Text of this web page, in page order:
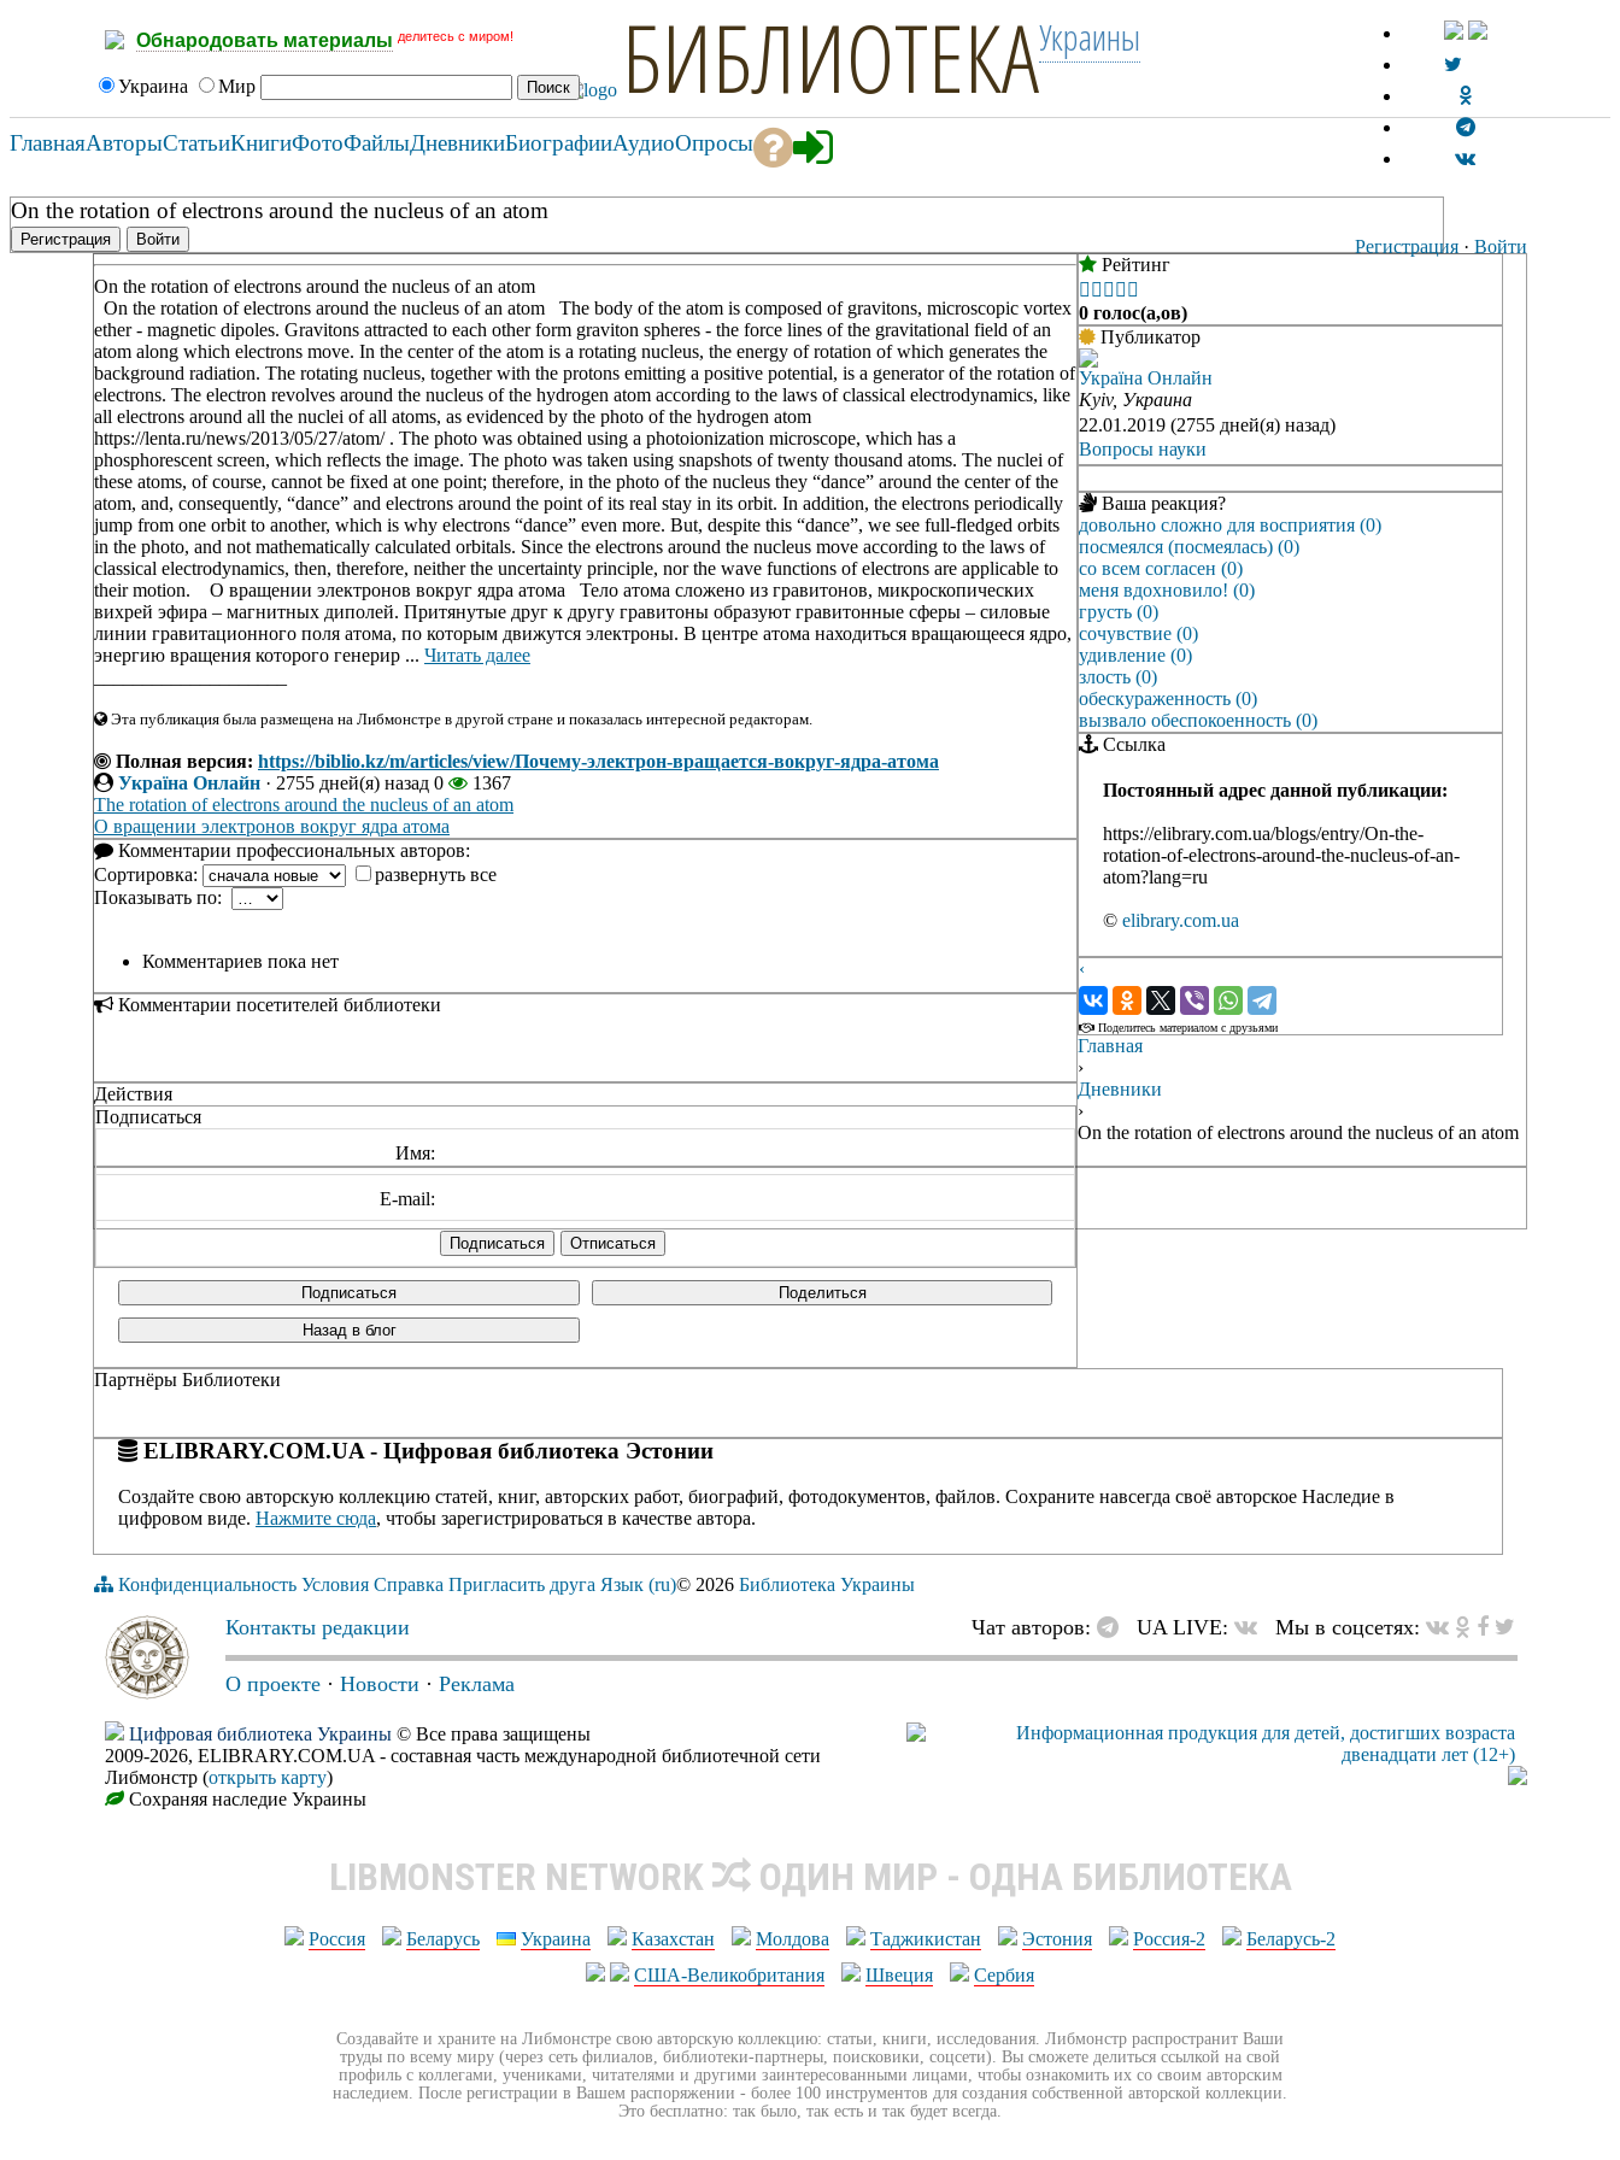
Обнародовать материалы делитесь с миром!
Украина Мир БИБЛИОТЕКАУкраины
Регистрация · Войти
ГлавнаяАвторыСтатьиКнигиФотоФайлыДневникиБиографииАудиоОпросы
On the rotation of electrons around the nucleus of an atom
Регистрация Войти
On the rotation of electrons around the nucleus of an atom
On the rotation of electrons around the nucleus of an atom The body of the atom is composed of gravitons, microscopic vortex
ether - magnetic dipoles. Gravitons attracted to each other form graviton spheres - the force lines of the gravitational field of an
atom along which electrons move. In the center of the atom is a rotating nucleus, the energy of rotation of which generates the
background radiation. The rotating nucleus, together with the protons emitting a positive potential, is a generator of the rotation of
electrons. The electron revolves around the nucleus of the hydrogen atom according to the laws of classical electrodynamics, like
all electrons around all the nuclei of all atoms, as evidenced by the photo of the hydrogen atom
https://lenta.ru/news/2013/05/27/atom/ . The photo was obtained using a photoionization microscope, which has a
phosphorescent screen, which reflects the image. The photo was taken using snapshots of twenty thousand atoms. The nuclei of
these atoms, of course, cannot be fixed at one point; therefore, in the photo of the nucleus they “dance” around the center of the
atom, and, consequently, “dance” and electrons around the point of its real stay in its orbit. In addition, the electrons periodically
jump from one orbit to another, which is why electrons “dance” even more. But, despite this “dance”, we see full-fledged orbits
in the photo, and not mathematically calculated orbitals. Since the electrons around the nucleus move according to the laws of
classical electrodynamics, then, therefore, neither the uncertainty principle, nor the wave functions of electrons are applicable to
their motion. О вращении электронов вокруг ядра атома Тело атома сложено из гравитонов, микроскопических
вихрей эфира – магнитных диполей. Притянутые друг к другу гравитоны образуют гравитонные сферы – силовые
линии гравитационного поля атома, по которым движутся электроны. В центре атома находиться вращающееся ядро,
энергию вращения которого генерир ... Читать далее
Эта публикация была размещена на Либмонстре в другой стране и показалась интересной редакторам.
Полная версия: https://biblio.kz/m/articles/view/Почему-электрон-вращается-вокруг-ядра-атома
Україна Онлайн · 2755 дней(я) назад 0
1367
The rotation of electrons around the nucleus of an atom
О вращении электронов вокруг ядра атома
Комментарии профессиональных авторов:
Сортировка:
развернуть все
Показывать по:
Комментариев пока нет
Комментарии посетителей библиотеки
Действия
Подписаться
Имя:
E-mail:
Подписаться Поделиться
Назад в блог
Рейтинг
    
0 голос(а,ов)
Публикатор
Україна Онлайн
Kyiv, Украина
22.01.2019 (2755 дней(я) назад)
Вопросы науки
Ваша реакция?
довольно сложно для восприятия (0)
посмеялся (посмеялась) (0)
со всем согласен (0)
меня вдохновило! (0)
грусть (0)
сочувствие (0)
удивление (0)
злость (0)
обескураженность (0)
вызвало обеспокоенность (0)
Ссылка
Постоянный адрес данной публикации:
https://elibrary.com.ua/blogs/entry/On-the-
rotation-of-electrons-around-the-nucleus-of-an-
atom?lang=ru
© elibrary.com.ua
‹
›
Поделитесь материалом с друзьями
Партнёры Библиотеки
ELIBRARY.COM.UA - Цифровая библиотека Эстонии
Создайте свою авторскую коллекцию статей, книг, авторских работ, биографий, фотодокументов, файлов. Сохраните навсегда своё авторское Наследие в
цифровом виде. Нажмите сюда, чтобы зарегистрироваться в качестве автора.
Главная
›
Дневники
›
On the rotation of electrons around the nucleus of an atom
Конфиденциальность Условия Справка Пригласить друга Язык (ru)© 2026 Библиотека Украины
Контакты редакции Чат авторов: UA LIVE: Мы в соцсетях:
О проекте · Новости · Реклама
Цифровая библиотека Украины © Все права защищены
2009-2026, ELIBRARY.COM.UA - составная часть международной библиотечной сети
Либмонстр (открыть карту)
Сохраняя наследие Украины
LIBMONSTER NETWORK ОДИН МИР - ОДНА БИБЛИОТЕКА
Россия Беларусь Украина Казахстан Молдова Таджикистан Эстония Россия-2
Беларусь-2
США-Великобритания
Швеция Сербия
Создавайте и храните на Либмонстре свою авторскую коллекцию: статьи, книги, исследования. Либмонстр распространит Ваши
труды по всему миру (через сеть филиалов, библиотеки-партнеры, поисковики, соцсети). Вы сможете делиться ссылкой на свой
профиль с коллегами, учениками, читателями и другими заинтересованными лицами, чтобы ознакомить их со своим авторским
наследием. После регистрации в Вашем распоряжении - более 100 инструментов для создания собственной авторской коллекции.
Это бесплатно: так было, так есть и так будет всегда.